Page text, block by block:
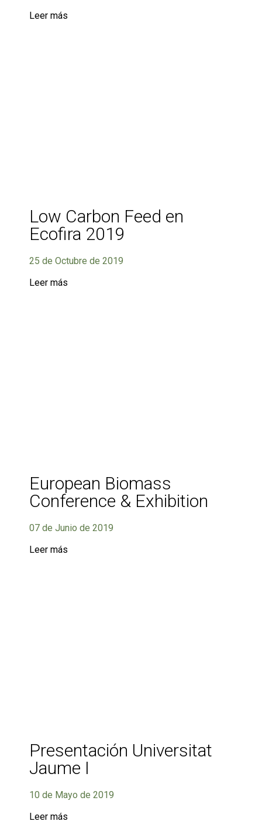
Leer más
Low Carbon Feed en
Ecofira 2019
25 de Octubre de 2019
Leer más
European Biomass
Conference & Exhibition
07 de Junio de 2019
Leer más
Presentación Universitat
Jaume I
10 de Mayo de 2019
Leer más